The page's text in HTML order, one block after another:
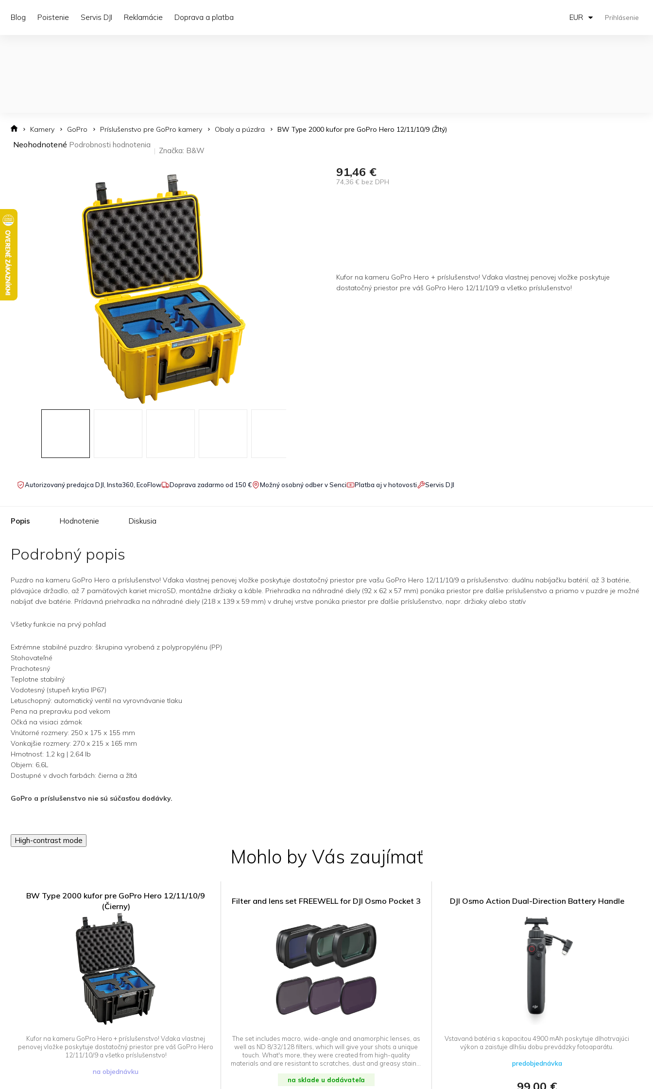
Blog Poistenie Servis DJI Reklamácie Doprava a platba EUR Prihlásenie
Kamery GoPro Príslušenstvo pre GoPro kamery Obaly a púzdra BW Type 2000 kufor pre GoPro Hero 12/11/10/9 (Žltý)
Priemerné
Neohodnotené Podrobnosti hodnotenia
Značka: B&W
91,46 €
74,36 € bez DPH
Kufor na kameru GoPro Hero + príslušenstvo! Vďaka vlastnej penovej vložke poskytuje
dostatočný priestor pre váš GoPro Hero 12/11/10/9 a všetko príslušenstvo!
Autorizovaný predajca DJI, Insta360, EcoFlow Doprava zadarmo od 150 € Možný osobný odber v Senci Platba aj v hotovosti Servis DJI
Popis Hodnotenie Diskusia
Podrobný popis
Puzdro na kameru GoPro Hero a príslušenstvo! Vďaka vlastnej penovej vložke poskytuje dostatočný priestor pre vašu GoPro Hero 12/11/10/9 a príslušenstvo: duálnu nabíjačku batérií, až 3 batérie,
plávajúce držadlo, až 7 pamäťových kariet microSD, montážne držiaky a káble. Priehradka na náhradné diely (92 x 62 x 57 mm) ponúka priestor pre ďalšie príslušenstvo a priamo v puzdre je možné
nabíjať dve batérie. Prídavná priehradka na náhradné diely (218 x 139 x 59 mm) v druhej vrstve ponúka priestor pre ďalšie príslušenstvo, napr. držiaky alebo statív
Všetky funkcie na prvý pohľad
Extrémne stabilné puzdro: škrupina vyrobená z polypropylénu (PP)
Stohovateľné
Prachotesný
Teplotne stabilný
Vodotesný (stupeň krytia IP67)
Letuschopný: automatický ventil na vyrovnávanie tlaku
Pena na prepravku pod vekom
Očká na visiaci zámok
Vnútorné rozmery: 250 x 175 x 155 mm
Vonkajšie rozmery: 270 x 215 x 165 mm
Hmotnosť: 1,2 kg | 2,64 Ib
Objem: 6,6L
Dostupné v dvoch farbách: čierna a žltá
GoPro a príslušenstvo nie sú súčasťou dodávky.
High-contrast mode
Mohlo by Vás zaujímať
BW Type 2000 kufor pre GoPro Hero 12/11/10/9
(Čierny)
Kufor na kameru GoPro Hero + príslušenstvo! Vďaka vlastnej
penovej vložke poskytuje dostatočný priestor pre váš GoPro Hero
12/11/10/9 a všetko príslušenstvo!
na objednávku
Filter and lens set FREEWELL for DJI Osmo Pocket 3
The set includes macro, wide-angle and anamorphic lenses, as
well as ND 8/32/128 filters, which will give your shots a unique
touch. What's more, they were created from high-quality
materials and are resistant to scratches, dust and greasy stains.
problems.
na sklade u dodávateľa
DJI Osmo Action Dual-Direction Battery Handle
Vstavaná batéria s kapacitou 4900 mAh poskytuje dlhotrvajúci
výkon a zaisťuje dlhšiu dobu prevádzky fotoaparátu.
predobjednávka
99,00 €